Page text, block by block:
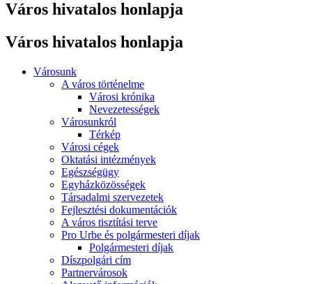
Város hivatalos honlapja
Város hivatalos honlapja
Városunk
A város történelme
Városi krónika
Nevezetességek
Városunkról
Térkép
Városi cégek
Oktatási intézmények
Egészségügy
Egyházközösségek
Társadalmi szervezetek
Fejlesztési dokumentációk
A város tisztítási terve
Pro Urbe és polgármesteri díjak
Polgármesteri díjak
Díszpolgári cím
Partnervárosok